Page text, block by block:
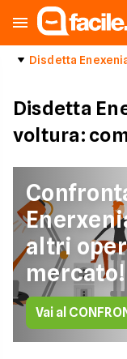
Disdetta
Disdetta
voltura:
altri
mercato!
Vai al